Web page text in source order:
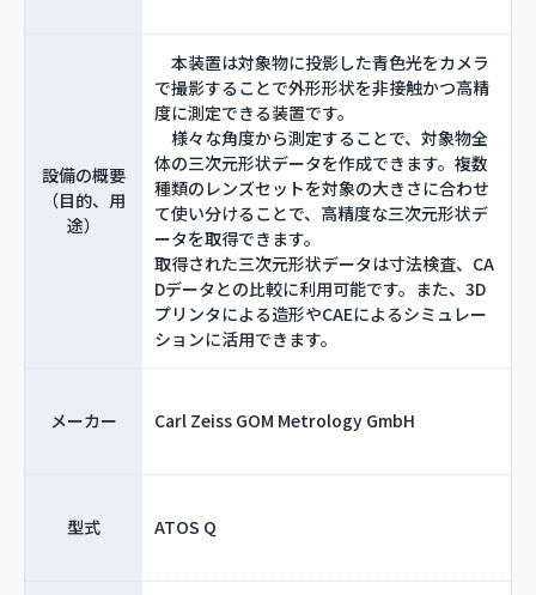
設備の概要
（目的、用
途）
本装置は対象物に投影した青色光をカメラ
で撮影することで外形形状を非接触かつ高精
度に測定できる装置です。
様々な角度から測定することで、対象物全
体の三次元形状データを作成できます。複数
種類のレンズセットを対象の大きさに合わせ
て使い分けることで、高精度な三次元形状デ
ータを取得できます。
取得された三次元形状データは寸法検査、CA
Dデータとの比較に利用可能です。また、3D
プリンタによる造形やCAEによるシミュレー
ションに活用できます。
メーカー Carl Zeiss GOM Metrology GmbH
型式 ATOS Q